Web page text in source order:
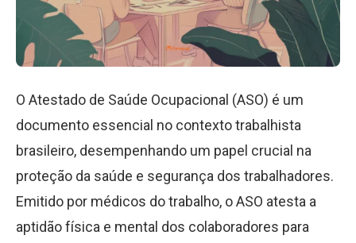
O Atestado de Saúde Ocupacional (ASO) é um
documento essencial no contexto trabalhista
brasileiro, desempenhando um papel crucial na
proteção da saúde e segurança dos trabalhadores.
Emitido por médicos do trabalho, o ASO atesta a
aptidão física e mental dos colaboradores para